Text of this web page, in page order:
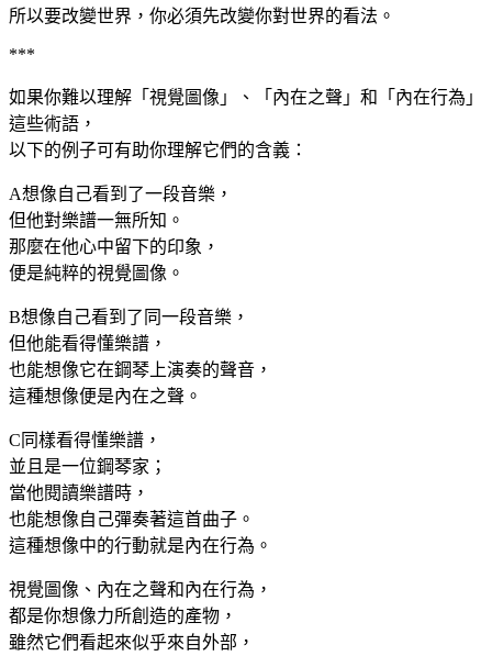
所以要改變世界，你必須先改變你對世界的看法。
***
如果你難以理解「視覺圖像」、「內在之聲」和「內在行為」
這些術語，
以下的例子可有助你理解它們的含義：
A想像自己看到了一段音樂，
但他對樂譜一無所知。
那麼在他心中留下的印象，
便是純粹的視覺圖像。
B想像自己看到了同一段音樂，
但他能看得懂樂譜，
也能想像它在鋼琴上演奏的聲音，
這種想像便是內在之聲。
C同樣看得懂樂譜，
並且是一位鋼琴家；
當他閱讀樂譜時，
也能想像自己彈奏著這首曲子。
這種想像中的行動就是內在行為。
視覺圖像、內在之聲和內在行為，
都是你想像力所創造的產物，
雖然它們看起來似乎來自外部，